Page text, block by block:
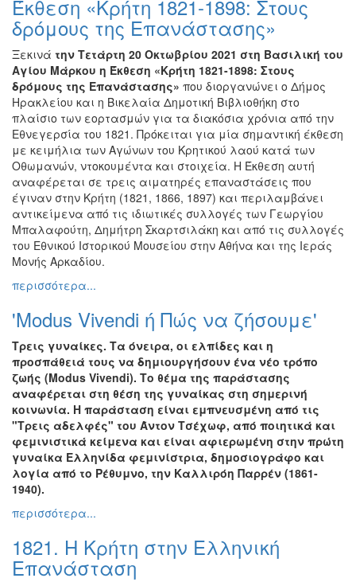
Ζωγραφική
Φωτογραφία
Τραγούδι
Μουσική
Κινηματογράφος
Χορός
Θέατρο
Παζάρι
Ειδών
Συνέδρια
Ημερίδες
-
Διαλέξεις-
Ομιλίες
Διάφορες
Εκθέσεις
Εκδηλώσεις
για
Παιδιά
Άλλες
Εκδηλώσεις
ΤΟΠΟΣ
ΜΑΣ
Έκθεση «Κρήτη 1821-1898: Στους
δρόμους της Επανάστασης»
Ξεκινά την Τετάρτη 20 Οκτωβρίου 2021 στη Βασιλική του
Αγίου Μάρκου η Έκθεση «Κρήτη 1821-1898: Στους
δρόμους της Επανάστασης» που διοργανώνει ο Δήμος
Ηρακλείου και η Βικελαία Δημοτική Βιβλιοθήκη στο
πλαίσιο των εορτασμών για τα διακόσια χρόνια από την
Εθνεγερσία του 1821. Πρόκειται για μία σημαντική έκθεση
με κειμήλια των Αγώνων του Κρητικού λαού κατά των
Οθωμανών, ντοκουμέντα και στοιχεία. Η Έκθεση αυτή
αναφέρεται σε τρεις αιματηρές επαναστάσεις που
έγιναν στην Κρήτη (1821, 1866, 1897) και περιλαμβάνει
αντικείμενα από τις ιδιωτικές συλλογές των Γεωργίου
Μπαλαφούτη, Δημήτρη Σκαρτσιλάκη και από τις συλλογές
του Εθνικού Ιστορικού Μουσείου στην Αθήνα και της Ιεράς
Μονής Αρκαδίου.
περισσότερα...
'Modus Vivendi ή Πώς να ζήσουμε'
Τρεις γυναίκες. Τα όνειρα, οι ελπίδες και η
προσπάθειά τους να δημιουργήσουν ένα νέο τρόπο
ζωής (Modus Vivendi). Το θέμα της παράστασης
αναφέρεται στη θέση της γυναίκας στη σημερινή
κοινωνία. Η παράσταση είναι εμπνευσμένη από τις
"Τρεις αδελφές" του Άντον Τσέχωφ, από ποιητικά και
φεμινιστικά κείμενα και είναι αφιερωμένη στην πρώτη
γυναίκα Ελληνίδα φεμινίστρια, δημοσιογράφο και
λογία από το Ρέθυμνο, την Καλλιρόη Παρρέν (1861-
1940).
περισσότερα...
1821. Η Κρήτη στην Ελληνική
Επανάσταση